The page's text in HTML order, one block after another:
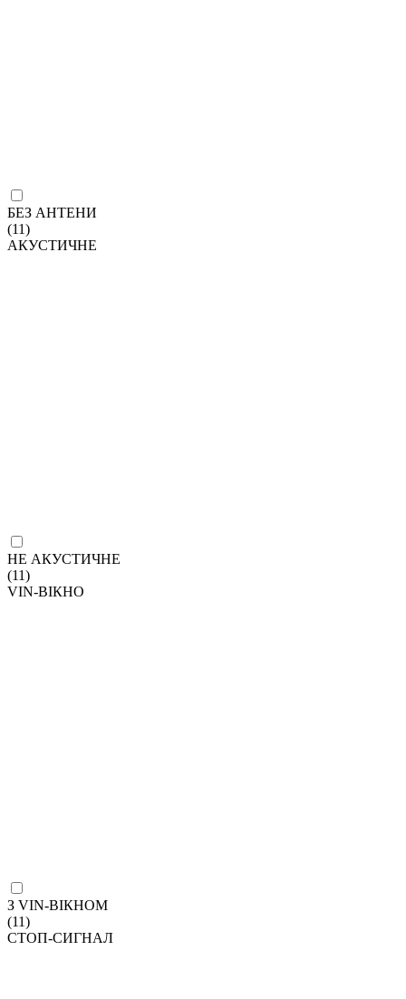
БЕЗ АНТЕНИ
(11)
АКУСТИЧНЕ
НЕ АКУСТИЧНЕ
(11)
VIN-ВІКНО
З VIN-ВІКНОМ
(11)
СТОП-СИГНАЛ